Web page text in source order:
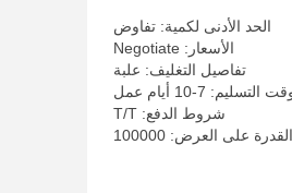
الحد الأدنى لكمية: تفاوض
الأسعار: Negotiate
تفاصيل التغليف: علبة
التسليم: 7-10 أيام عمل
شروط الدفع: T/T
القدرة على العرض: 100000